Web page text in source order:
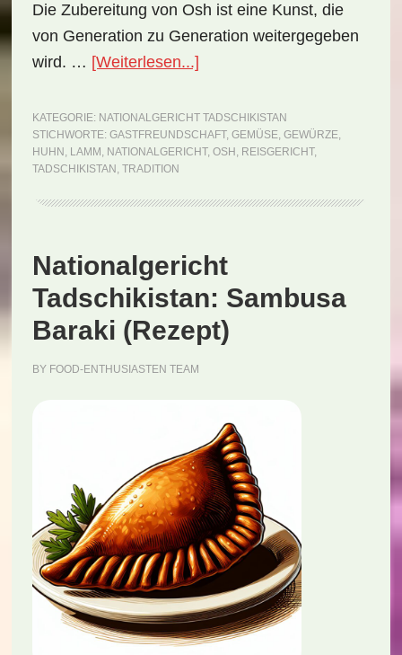
Die Zubereitung von Osh ist eine Kunst, die
von Generation zu Generation weitergegeben
wird. … [Weiterlesen...]ÜberNationalgericht
Osh
(Rezept)
KATEGORIE: NATIONALGERICHT TADSCHIKISTAN
STICHWORTE: GASTFREUNDSCHAFT, GEMÜSE, GEWÜRZE,
HUHN , LAMM , NATIONALGERICHT, OSH , REISGERICHT,
TADSCHIKISTAN , TRADITION
Nationalgericht
Tadschikistan: Sambusa
Baraki (Rezept)
BY FOOD-ENTHUSIASTEN TEAM